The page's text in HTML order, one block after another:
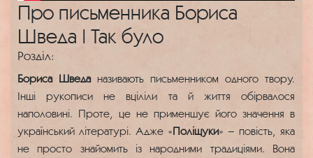
Про письменника Бориса
Шведа | Так було
Розділ:
Бориса Шведаназивають письменником одного твору.
Інші рукописи не вціліли та й життя обірвалося
наполовині. Проте, це не применшує його значення в
український літературі. Адже «Поліщуки» – повість, яка
не просто знайомить із народними традиціями. Вона